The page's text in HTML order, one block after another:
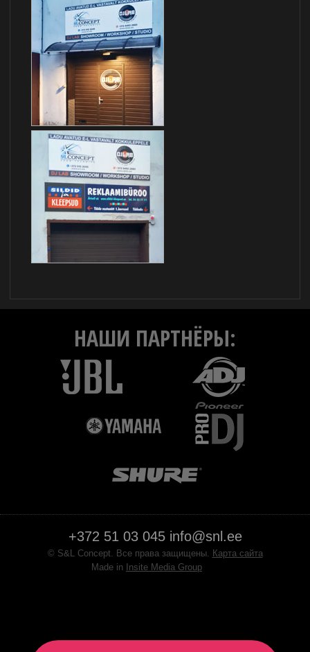
НАШИ ПАРТНЁРЫ:
+372 51 03 045 info@snl.ee
© S&L Concept. Все права защищены. Карта сайта
Made in
Insite Media Group